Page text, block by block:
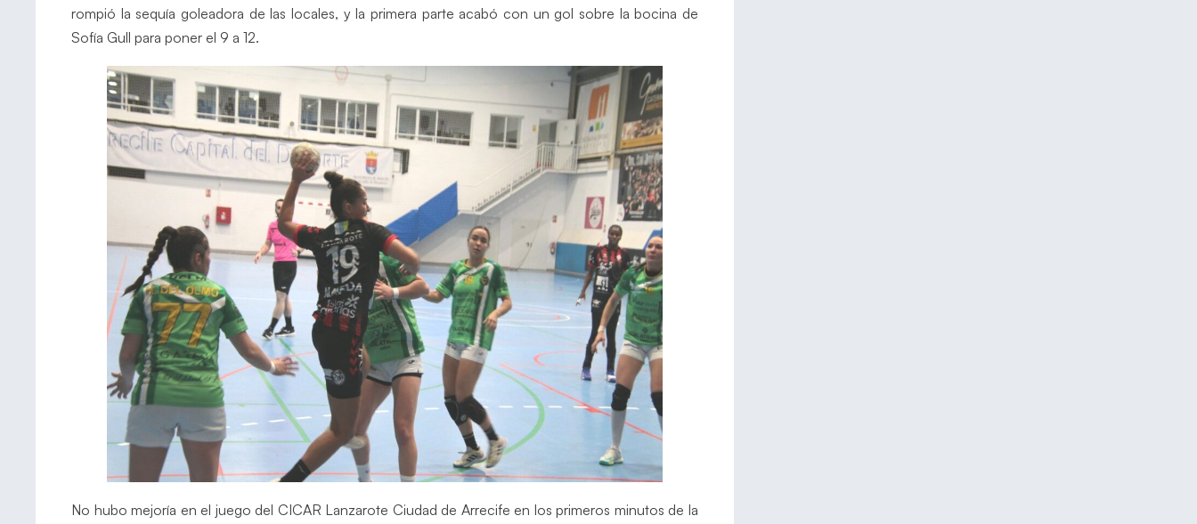
rompió la sequía goleadora de las locales, y la primera parte acabó con un gol sobre la bocina de
Sofía Gull para poner el 9 a 12.
No hubo mejoría en el juego del CICAR Lanzarote Ciudad de Arrecife en los primeros minutos de la